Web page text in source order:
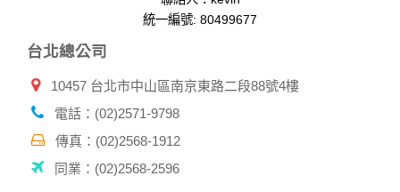
統一編號: 80499677
台北總公司
10457 台北市中山區南京東路二段88號4樓
電話：(02)2571-9798
傳真：(02)2568-1912
同業：(02)2568-2596